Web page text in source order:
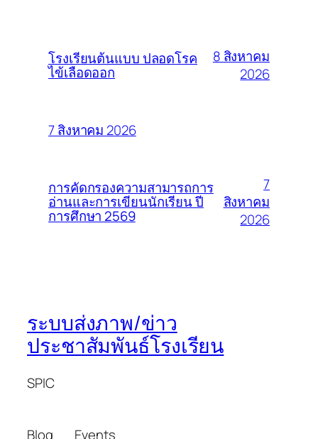
โรงเรียนต้นแบบ ปลอดโรค
ไข้เลือดออก
8 สิงหาคม
2026
7 สิงหาคม 2026
การคัดกรองความสามารถการ
อ่านและการเขียนนักเรียน ปี
การศึกษา 2569
7
สิงหาคม
2026
ระบบส่งภาพ/ข่าว
ประชาสัมพันธ์โรงเรียน
SPIC
Blog Events